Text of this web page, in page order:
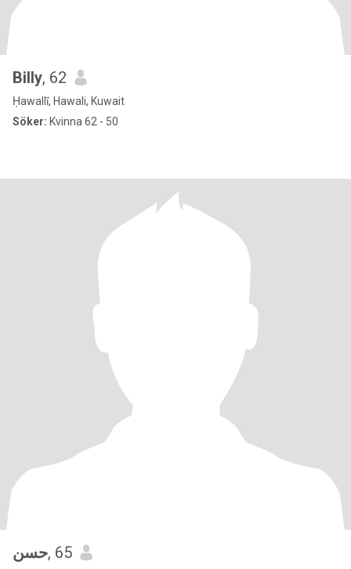
Billy, 62
Ḥawallī, Hawali, Kuwait
Söker: Kvinna 62 - 50
حسن, 65